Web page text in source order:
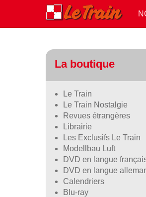
La boutique
Le Train
Le Train Nostalgie
Revues étrangères
Librairie
Les Exclusifs Le Train
Modellbau Luft
DVD en langue
DVD en langue
Calendriers
Blu-ray